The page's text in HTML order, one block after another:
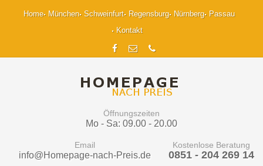
Home München Schweinfurt Regensburg Nürnberg
Passau
Kontakt
Öffnungszeiten
Mo - Sa: 09.00 - 20.00
Email
info@Homepage-nach-Preis.de
Kostenlose Beratung
0851 - 204 269 14